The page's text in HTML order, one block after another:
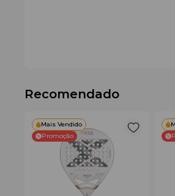
Recomendado
Mais Vendido
Promoção